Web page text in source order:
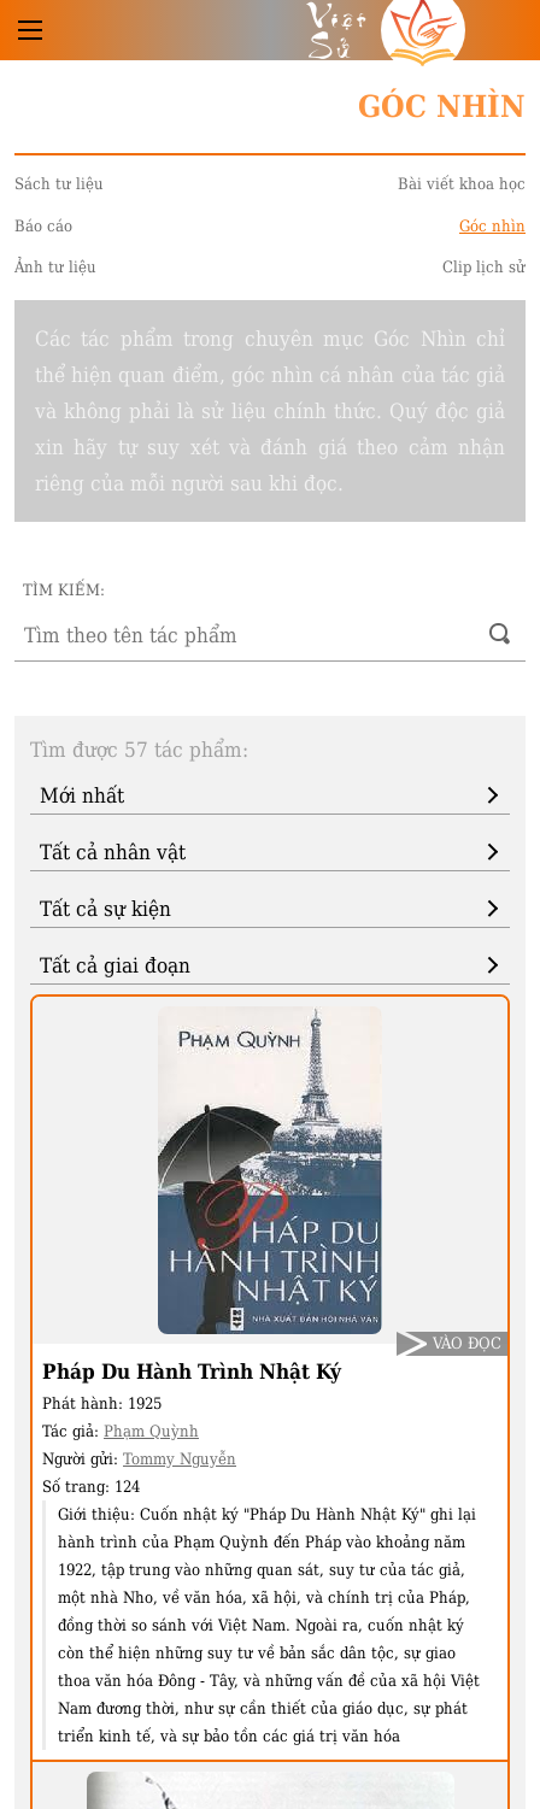
Việt
Sử
GÓC NHÌN
Sách tư liệu Bài viết khoa học
Báo cáo Góc nhìn
Ảnh tư liệu Clip lịch sử
Các tác phẩm trong chuyên mục Góc Nhìn chỉ
thể hiện quan điểm, góc nhìn cá nhân của tác giả
và không phải là sử liệu chính thức. Quý độc giả
xin hãy tự suy xét và đánh giá theo cảm nhận
riêng của mỗi người sau khi đọc.
TÌM KIẾM:
Tìm được 57 tác phẩm:
Pháp Du Hành Trình Nhật Ký
Phát hành: 1925
Tác giả: Phạm Quỳnh
Người gửi: Tommy Nguyễn
Số trang: 124
Giới thiệu: Cuốn nhật ký "Pháp Du Hành Nhật Ký" ghi lại
hành trình của Phạm Quỳnh đến Pháp vào khoảng năm
1922, tập trung vào những quan sát, suy tư của tác giả,
một nhà Nho, về văn hóa, xã hội, và chính trị của Pháp,
đồng thời so sánh với Việt Nam. Ngoài ra, cuốn nhật ký
còn thể hiện những suy tư về bản sắc dân tộc, sự giao
thoa văn hóa Đông - Tây, và những vấn đề của xã hội Việt
Nam đương thời, như sự cần thiết của giáo dục, sự phát
triển kinh tế, và sự bảo tồn các giá trị văn hóa
VÀO ĐỌC